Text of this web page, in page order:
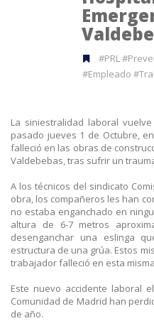
#PRL
#Empleado
La siniestralidad laboral
pasado jueves 1 de Octubre,
falleció en las obras de
Valdebebas, tras sufrir un
A los técnicos del sindicato
obra, los compañeros les han
no estaba enganchado en
altura de 6-7 metros
desenganchar una eslinga
estructura de una grúa. Estos
trabajador falleció en esta
Este nuevo accidente laboral
Comunidad de Madrid han
de año.